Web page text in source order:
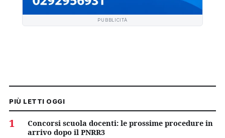
PUBBLICITÀ
PIÙ LETTI OGGI
1
Concorsi scuola docenti: le prossime procedure in
arrivo dopo il PNRR3